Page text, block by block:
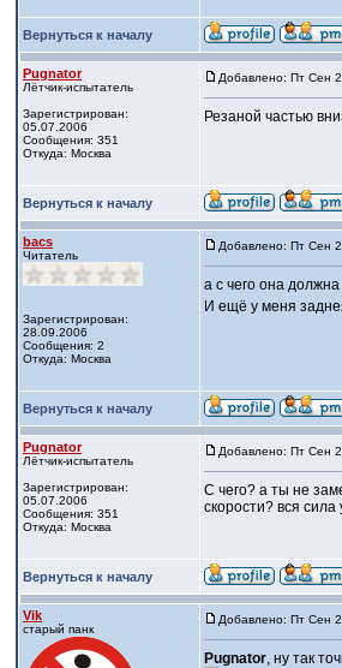
Вернуться к началу
Pugnator
Лётчик-испытатель
Зарегистрирован:
05.07.2006
Сообщения: 351
Откуда: Москва
Добавлено: Пт Сен
Резаной частью
Вернуться к началу
bacs
Читатель
Зарегистрирован:
28.09.2006
Сообщения: 2
Откуда: Москва
Добавлено: Пт Сен
а с чего она
И ещё у меня
Вернуться к началу
Pugnator
Лётчик-испытатель
Зарегистрирован:
05.07.2006
Сообщения: 351
Откуда: Москва
Добавлено: Пт Сен
С чего? а ты не
скорости? вся
Вернуться к началу
Vik
старый панк
Добавлено: Пт Сен
Pugnator, ну так